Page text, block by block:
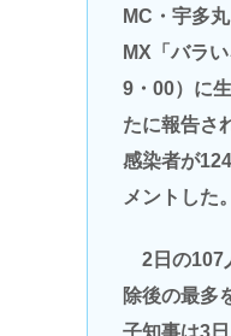
MC・宇多
MX「バラ
9・00）に
たに報告さ
感染者が
メントした。
2日の107
除後の最多